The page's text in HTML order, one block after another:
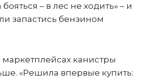
– в лес не ходить» – и
запастись бензином
канистры
«Решила впервые купить: